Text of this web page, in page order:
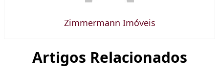
Zimmermann Imóveis
Artigos Relacionados